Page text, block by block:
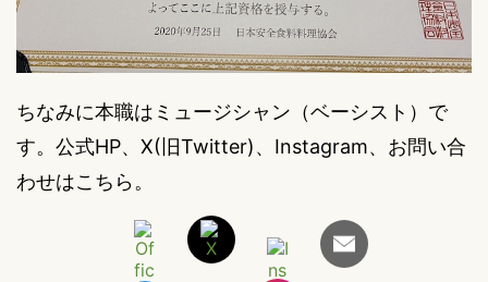
ちなみに本職はミュージシャン（ベーシスト）で
す。公式HP、X(旧Twitter)、Instagram、お問い合
わせはこちら。